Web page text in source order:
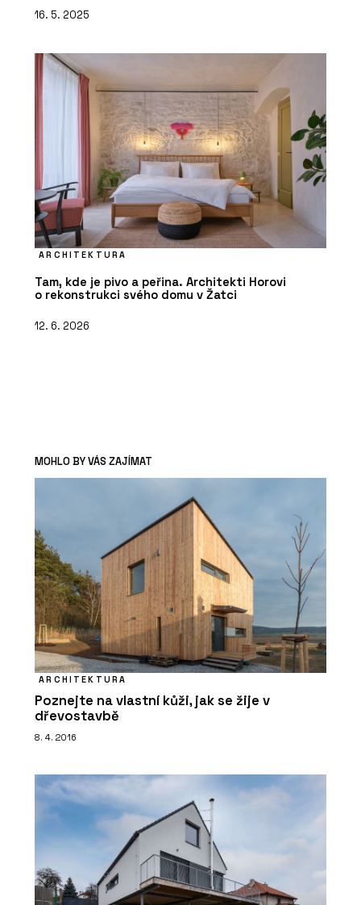
16. 5. 2025
ARCHITEKTURA
Tam, kde je pivo a peřina. Architekti Horovi
o rekonstrukci svého domu v Žatci
12. 6. 2026
MOHLO BY VÁS ZAJÍMAT
ARCHITEKTURA
Poznejte na vlastní kůži, jak se žije v
dřevostavbě
8. 4. 2016